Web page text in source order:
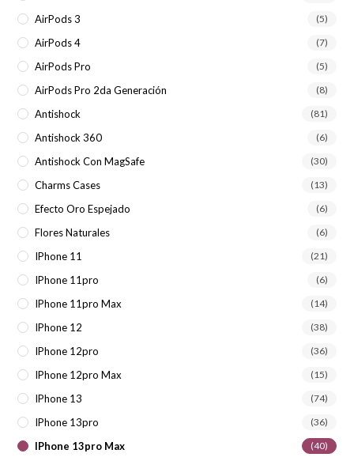
AirPods 3 (5)
AirPods 4 (7)
AirPods Pro (5)
AirPods Pro 2da Generación (8)
Antishock (81)
Antishock 360 (6)
Antishock Con MagSafe (30)
Charms Cases (13)
Efecto Oro Espejado (6)
Flores Naturales (6)
IPhone 11 (21)
IPhone 11pro (6)
IPhone 11pro Max (14)
IPhone 12 (38)
IPhone 12pro (36)
IPhone 12pro Max (15)
IPhone 13 (74)
IPhone 13pro (36)
IPhone 13pro Max (40)